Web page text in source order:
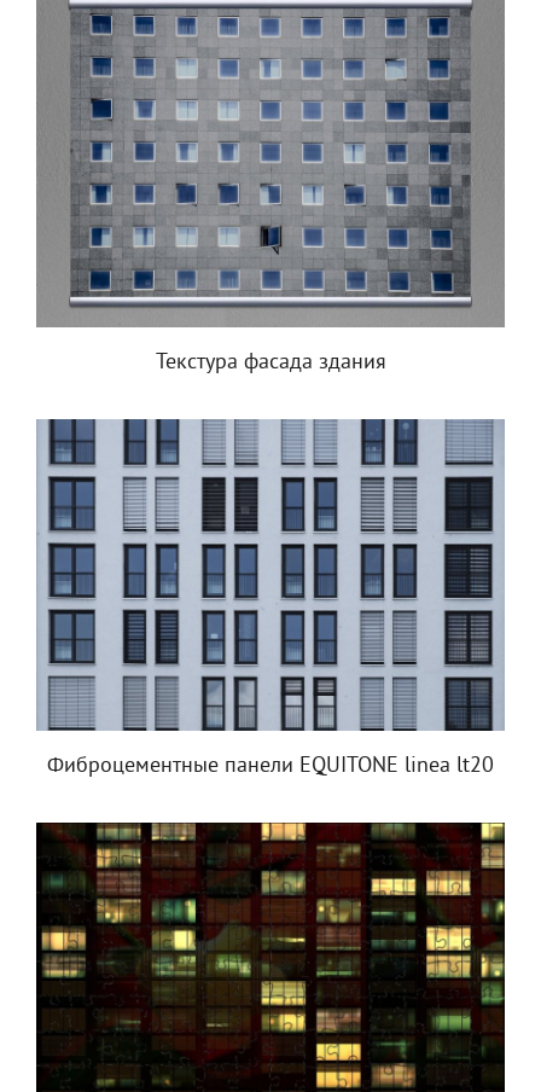
Текстура фасада здания
Фиброцементные панели EQUITONE linea lt20